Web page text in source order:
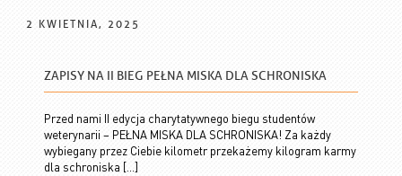
2 KWIETNIA, 2025
ZAPISY NA II BIEG PEŁNA MISKA DLA SCHRONISKA
Przed nami II edycja charytatywnego biegu studentów
weterynarii – PEŁNA MISKA DLA SCHRONISKA! Za każdy
wybiegany przez Ciebie kilometr przekażemy kilogram karmy
dla schroniska […]